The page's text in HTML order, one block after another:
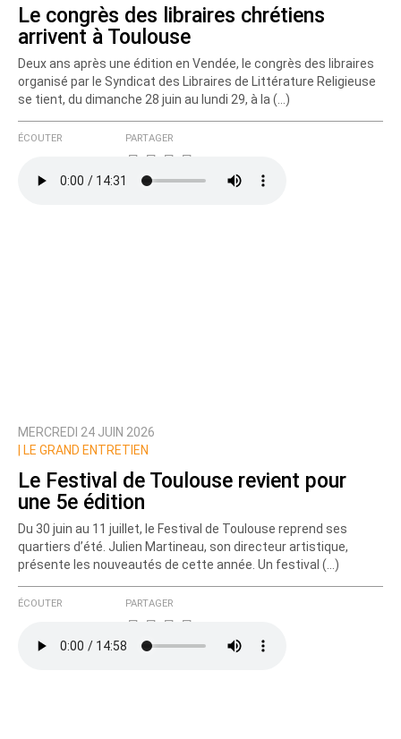
Ajoutez votre commentaire ici
Texte de votre message
Prévenez-moi de tous les nouveaux commentaires
Le congrès des libraires chrétiens
arrivent à Toulouse
Deux ans après une édition en Vendée, le congrès des libraires
organisé par le Syndicat des Libraires de Littérature Religieuse
se tient, du dimanche 28 juin au lundi 29, à la (…)
ÉCOUTER PARTAGER
MERCREDI 24 JUIN 2026
LE GRAND ENTRETIEN
Le Festival de Toulouse revient pour
une 5e édition
Du 30 juin au 11 juillet, le Festival de Toulouse reprend ses
quartiers d’été. Julien Martineau, son directeur artistique,
présente les nouveautés de cette année. Un festival (…)
ÉCOUTER PARTAGER